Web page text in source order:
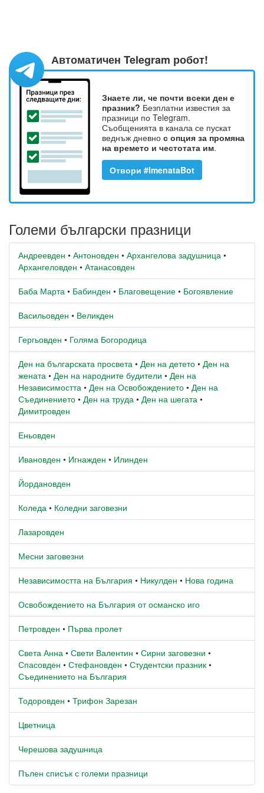
Автоматичен Telegram робот!
Знаете ли, че почти всеки ден е
празник? Безплатни известия за
празници по Telegram.
Съобщенията в канала се пускат
веднъж дневно с опция за промяна
на времето и честотата им.
Отвори #ImenataBot
Големи български празници
Андреевден • Антоновден • Архангелова задушница •
Архангеловден • Атанасовден
Баба Марта • Бабинден • Благовещение • Богоявление
Васильовден • Великден
Гергьовден • Голяма Богородица
Ден на българската просвета • Ден на детето • Ден на
жената • Ден на народните будители • Ден на
Независимостта • Ден на Освобождението • Ден на
Съединението • Ден на труда • Ден на шегата •
Димитровден
Еньовден
Ивановден • Игнажден • Илинден
Йордановден
Коледа • Коледни заговезни
Лазаровден
Месни заговезни
Независимостта на България • Никулден • Нова година
Освобождението на България от османско иго
Петровден • Първа пролет
Света Анна • Свети Валентин • Сирни заговезни •
Спасовден • Стефановден • Студентски празник •
Съединението на България
Тодоровден • Трифон Зарезан
Цветница
Черешова задушница
Пълен списък с големи празници